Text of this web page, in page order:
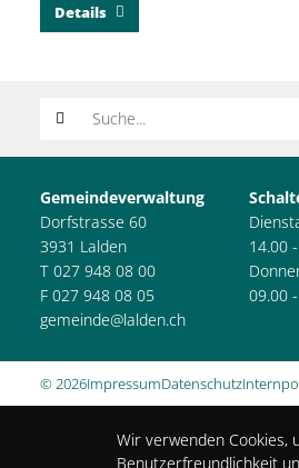
Details
Suchwort
Gemeindeverwaltung
Dorfstrasse 60
3931 Lalden
T 027 948 08 00
F 027 948 08 05
gemeinde@lalden.ch
14.00
09.00
© 2026ImpressumDatenschutzIntern
Wir verwenden Cookies,
Benutzerfreundlichkeit